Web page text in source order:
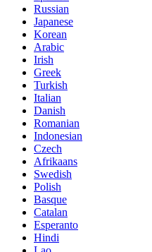
Russian
Japanese
Korean
Arabic
Irish
Greek
Turkish
Italian
Danish
Romanian
Indonesian
Czech
Afrikaans
Swedish
Polish
Basque
Catalan
Esperanto
Hindi